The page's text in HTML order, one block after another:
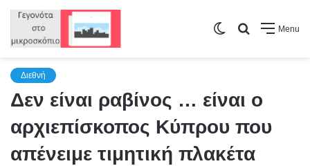
Menu
Search
Switch
Διεθνή
Δεν είναι ραβίνος … είναι ο
αρχιεπίσκοπος Κύπρου που
απένειμε τιμητική πλακέτα